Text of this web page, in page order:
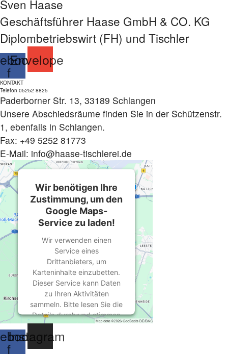
Sven Haase
Geschäftsführer Haase GmbH & CO. KG
Diplombetriebswirt (FH) und Tischler
f
Envelope
KONTAKT
Telefon 05252 8825
Paderborner Str. 13, 33189 Schlangen
Unsere Abschiedsräume finden Sie in der Schützenstr.
1, ebenfalls in Schlangen.
Fax: +49 5252 81773
E-Mail: info@haase-tischlerei.de
Wir benötigen Ihre
Zustimmung, um den
Google Maps-
Service zu laden!
Wir verwenden einen
Service eines
Drittanbieters, um
Karteninhalte einzubetten.
Dieser Service kann Daten
zu Ihren Aktivitäten
sammeln. Bitte lesen Sie die
Details durch und stimmen
Sie der Nutzung des
Service zu, um diese Karte
f
Instagram